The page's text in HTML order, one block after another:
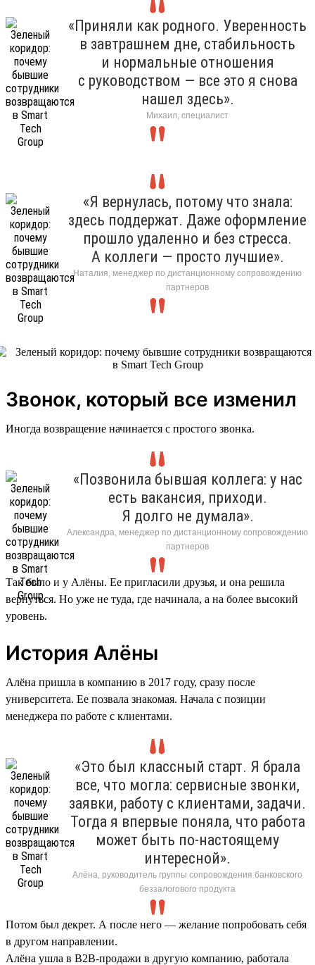
«Приняли как родного. Уверенность
в завтрашнем дне, стабильность
и нормальные отношения
с руководством — все это я снова
нашел здесь».
Михаил, специалист
«Я вернулась, потому что знала:
здесь поддержат. Даже оформление
прошло удаленно и без стресса.
А коллеги — просто лучшие».
Наталия, менеджер по дистанционному сопровождению
партнеров
Звонок, который все изменил
Иногда возвращение начинается с простого звонка.
«Позвонила бывшая коллега: у нас
есть вакансия, приходи.
Я долго не думала».
Александра, менеджер по дистанционному сопровождению
партнеров
Так было и у Алёны. Ее пригласили друзья, и она решила
вернуться. Но уже не туда, где начинала, а на более высокий
уровень.
История Алёны
Алёна пришла в компанию в 2017 году, сразу после
университета. Ее позвала знакомая. Начала с позиции
менеджера по работе с клиентами.
«Это был классный старт. Я брала
все, что могла: сервисные звонки,
заявки, работу с клиентами, задачи.
Тогда я впервые поняла, что работа
может быть по-настоящему
интересной».
Алёна, руководитель группы сопровождения банковского
беззалогового продукта
Потом был декрет. А после него — желание попробовать себя
в другом направлении.
Алёна ушла в B2B-продажи в другую компанию, работала